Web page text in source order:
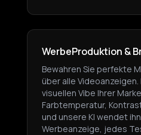
WerbeProduktion &
Bewahren Sie perfekte
über alle
visuellen Vibe Ihrer
Farbtemperatur,
und unsere KI wendet
Werbeanzeige, jedes